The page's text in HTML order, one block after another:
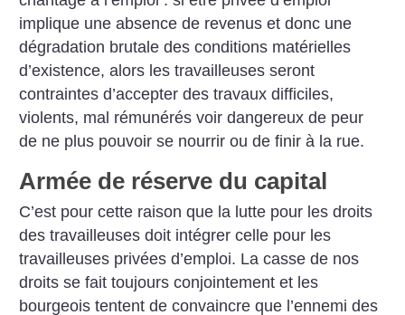
implique une absence de revenus et donc une
dégradation brutale des conditions matérielles
d’existence, alors les travailleuses seront
contraintes d’accepter des travaux difficiles,
violents, mal rémunérés voir dangereux de peur
de ne plus pouvoir se nourrir ou de finir à la rue.
Armée de réserve du capital
C’est pour cette raison que la lutte pour les droits
des travailleuses doit intégrer celle pour les
travailleuses privées d’emploi. La casse de nos
droits se fait toujours conjointement et les
bourgeois tentent de convaincre que l’ennemi des